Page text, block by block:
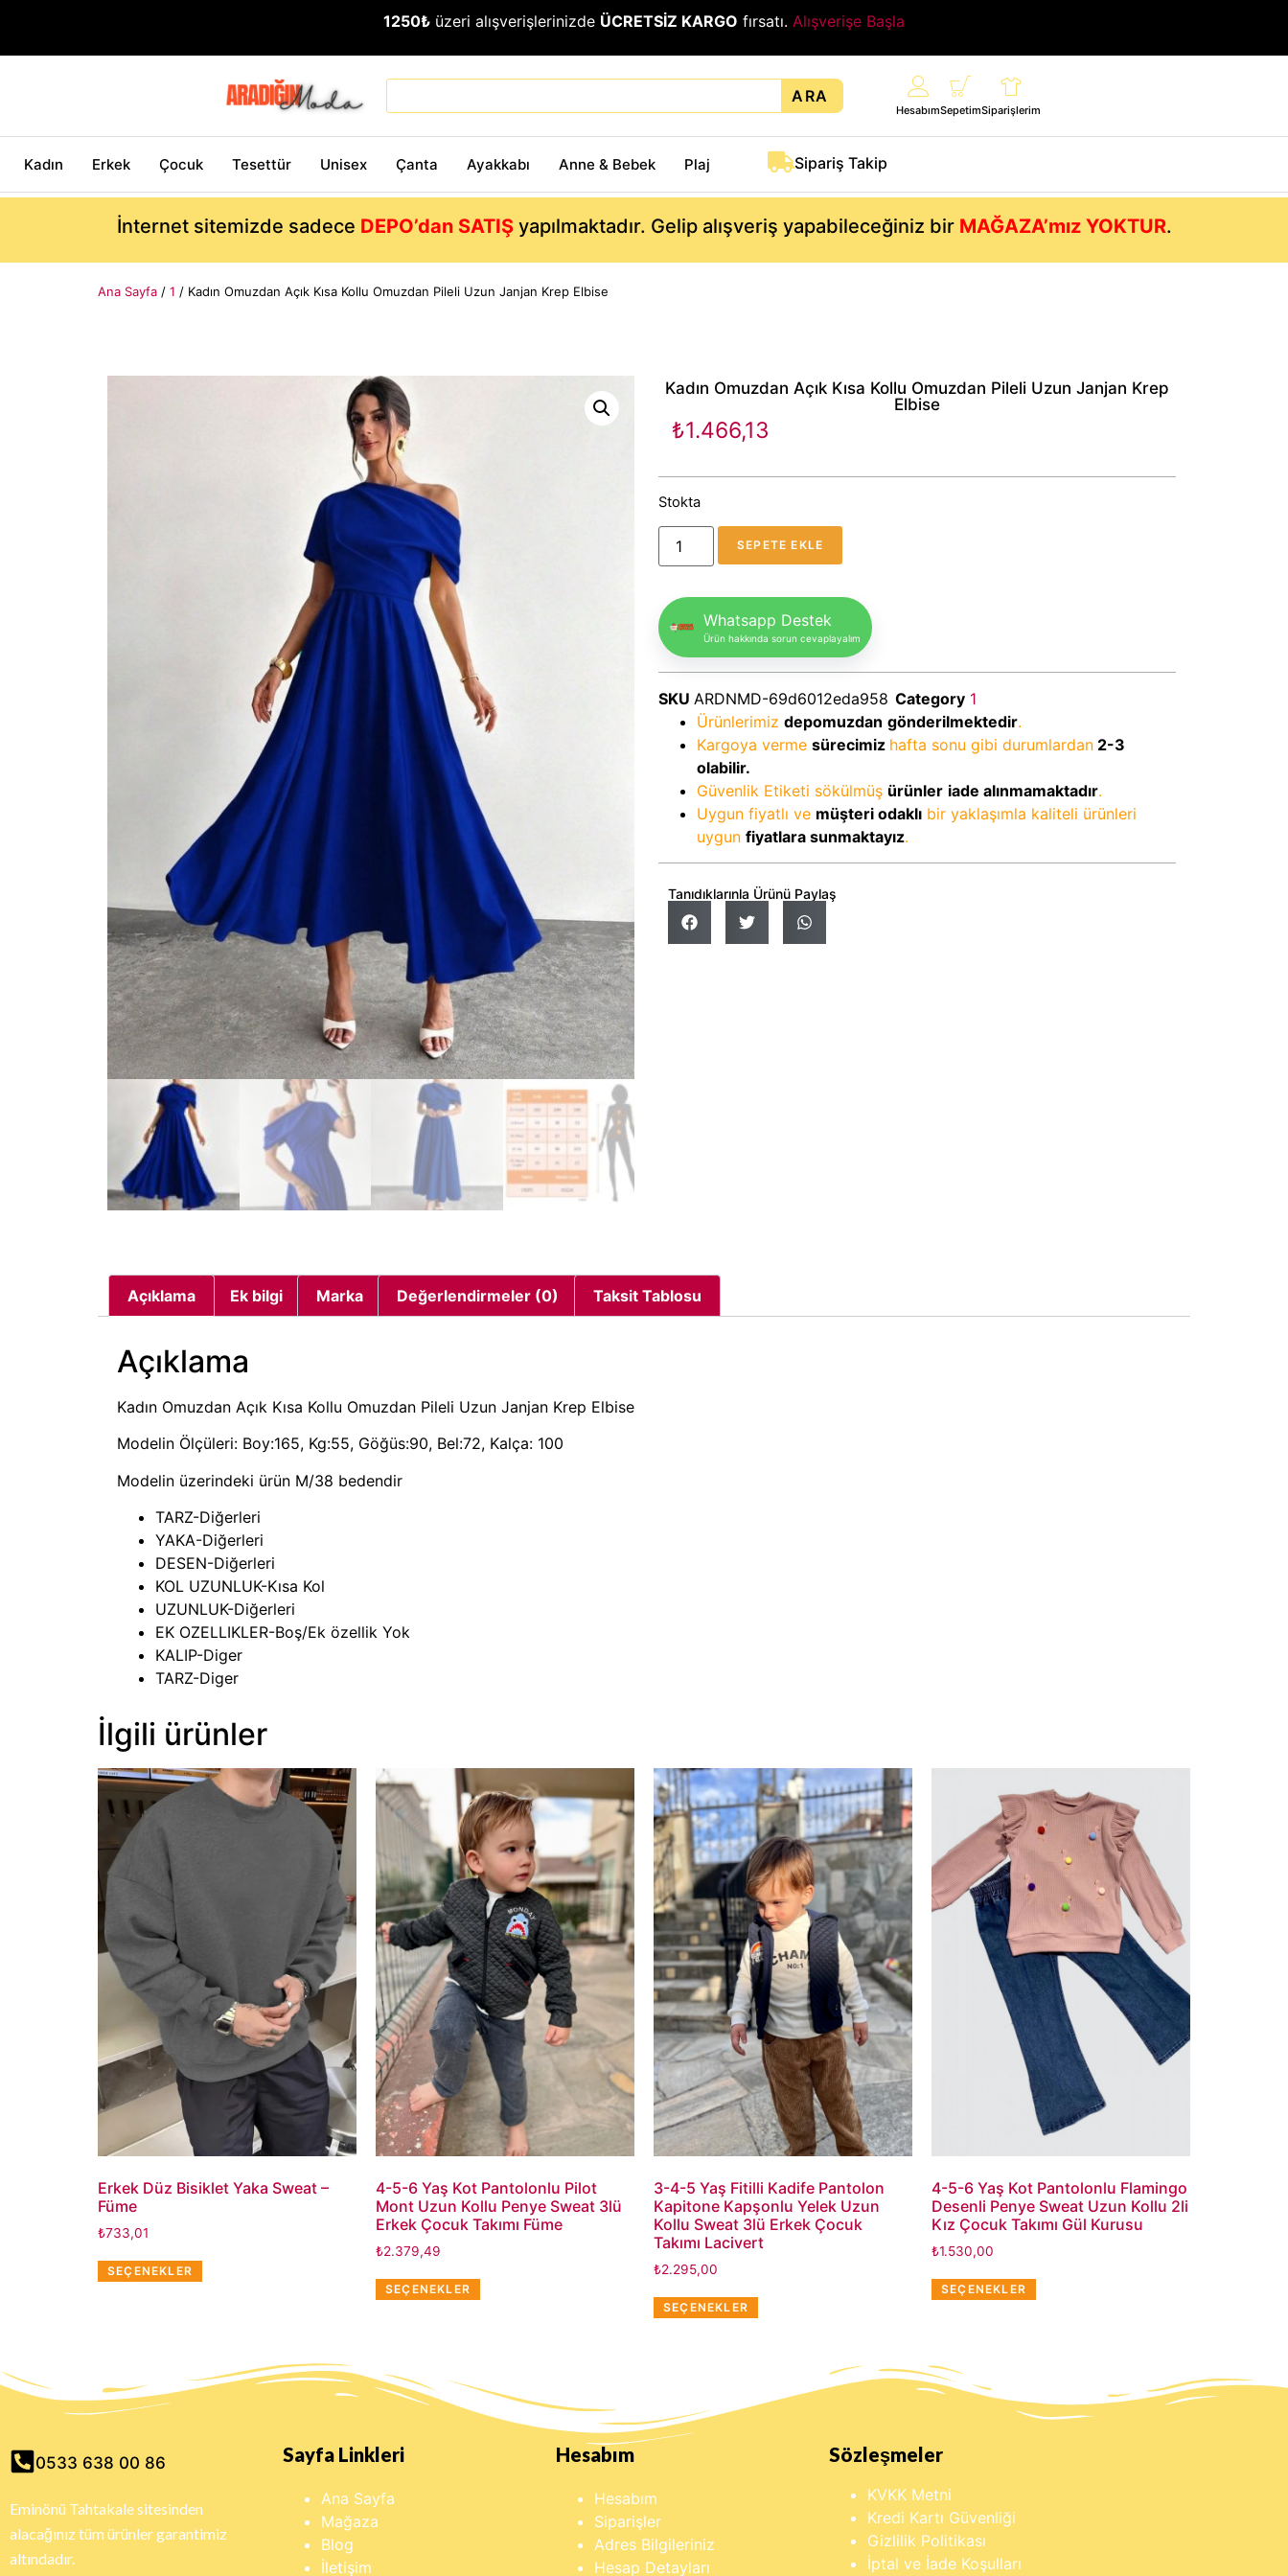
1250₺ üzeri alışverişlerinizde ÜCRETSİZ KARGO fırsatı. Alışverişe Başla
ARA
HesabımSepetimSiparişlerim
Kadın Erkek Çocuk Tesettür Unisex Çanta Ayakkabı Anne & Bebek Plaj Sipariş Takip
İnternet sitemizde sadece DEPO’dan SATIŞyapılmaktadır. Gelip alışveriş yapabileceğiniz bir MAĞAZA’mız YOKTUR.
Ana Sayfa / 1 / Kadın Omuzdan Açık Kısa Kollu Omuzdan Pileli Uzun Janjan Krep Elbise
Kadın Omuzdan Açık Kısa Kollu Omuzdan Pileli Uzun Janjan Krep
Elbise
₺1.466,13
Stokta
SEPETE EKLE
Whatsapp Destek
Ürün hakkında sorun cevaplayalım
SKU ARDNMD-69d6012eda958 Category 1
Ürünlerimiz depomuzdan gönderilmektedir.
Kargoya verme sürecimiz hafta sonu gibi durumlardan 2-3
olabilir.
Güvenlik Etiketi sökülmüş ürünler iade alınmamaktadır.
Uygun fiyatlı ve müşteri odaklı bir yaklaşımla kaliteli ürünleri
uygun fiyatlara sunmaktayız.
Tanıdıklarınla Ürünü Paylaş
Açıklama Ek bilgi Marka Değerlendirmeler (0) Taksit Tablosu
Açıklama
Kadın Omuzdan Açık Kısa Kollu Omuzdan Pileli Uzun Janjan Krep Elbise
Modelin Ölçüleri: Boy:165, Kg:55, Göğüs:90, Bel:72, Kalça: 100
Modelin üzerindeki ürün M/38 bedendir
TARZ-Diğerleri
YAKA-Diğerleri
DESEN-Diğerleri
KOL UZUNLUK-Kısa Kol
UZUNLUK-Diğerleri
EK OZELLIKLER-Boş/Ek özellik Yok
KALIP-Diger
TARZ-Diger
İlgili ürünler
Erkek Düz Bisiklet Yaka Sweat –
Füme
₺733,01
SEÇENEKLER
4-5-6 Yaş Kot Pantolonlu Pilot
Mont Uzun Kollu Penye Sweat 3lü
Erkek Çocuk Takımı Füme
₺2.379,49
SEÇENEKLER
3-4-5 Yaş Fitilli Kadife Pantolon
Kapitone Kapşonlu Yelek Uzun
Kollu Sweat 3lü Erkek Çocuk
Takımı Lacivert
₺2.295,00
SEÇENEKLER
4-5-6 Yaş Kot Pantolonlu Flamingo
Desenli Penye Sweat Uzun Kollu 2li
Kız Çocuk Takımı Gül Kurusu
₺1.530,00
SEÇENEKLER
0533 638 00 86
Eminönü Tahtakale sitesinden
alacağınız tüm ürünler garantimiz
altındadır.
Sayfa Linkleri
Ana Sayfa
Mağaza
Blog
İletişim
Hesabım
Hesabım
Siparişler
Adres Bilgileriniz
Hesap Detayları
Sözleşmeler
KVKK Metni
Kredi Kartı Güvenliği
Gizlilik Politikası
İptal ve İade Koşulları